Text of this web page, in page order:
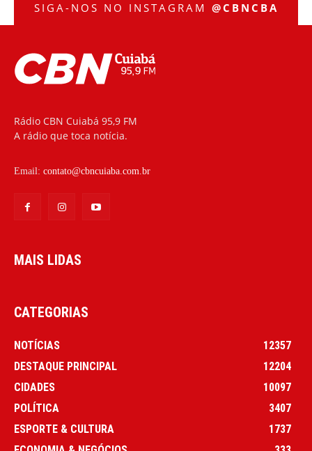
SIGA-NOS NO INSTAGRAM @CBNCBA
Rádio CBN Cuiabá 95,9 FM
A rádio que toca notícia.
Email: contato@cbncuiaba.com.br
MAIS LIDAS
CATEGORIAS
NOTÍCIAS
12357
DESTAQUE PRINCIPAL
12204
CIDADES
10097
POLÍTICA
3407
ESPORTE & CULTURA
1737